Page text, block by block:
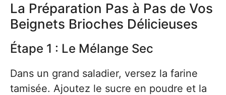
La Préparation Pas à Pas de Vos
Beignets Brioches Délicieuses
Étape 1 : Le Mélange Sec
Dans un grand saladier, versez la farine
tamisée. Ajoutez le sucre en poudre et la